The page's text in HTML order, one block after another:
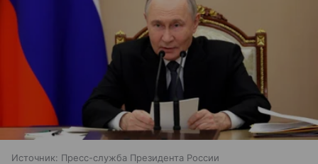
Источник: Пресс-служба Президента России